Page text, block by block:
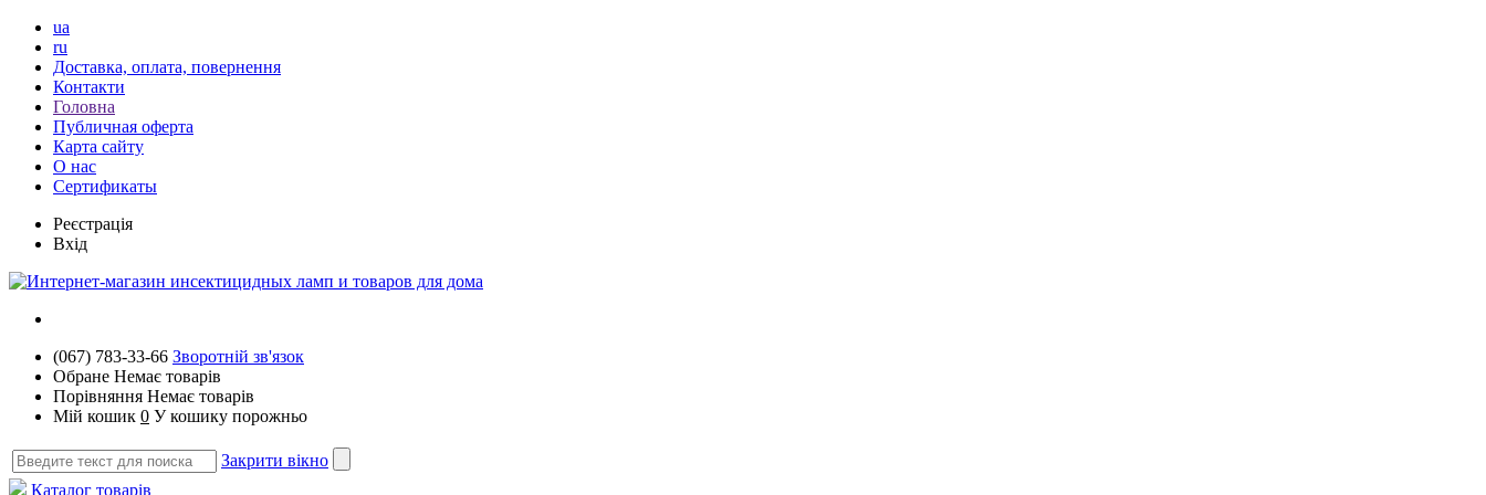
ua
ru
Доставка, оплата, повернення
Контакти
Головна
Публичная оферта
Карта сайту
О нас
Сертификаты
Реєстрація
Вхід
(067) 783-33-66 Зворотній зв'язок
Обране Немає товарів
Порівняння Немає товарів
Мій кошик 0 У кошику порожньо
Закрити вікно
Каталог товарів